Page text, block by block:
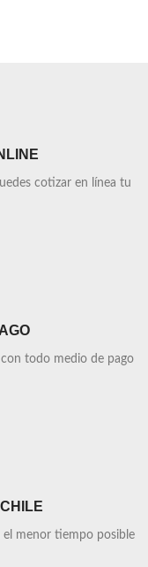
cotizar en línea tu
todo medio de pago
menor tiempo posible